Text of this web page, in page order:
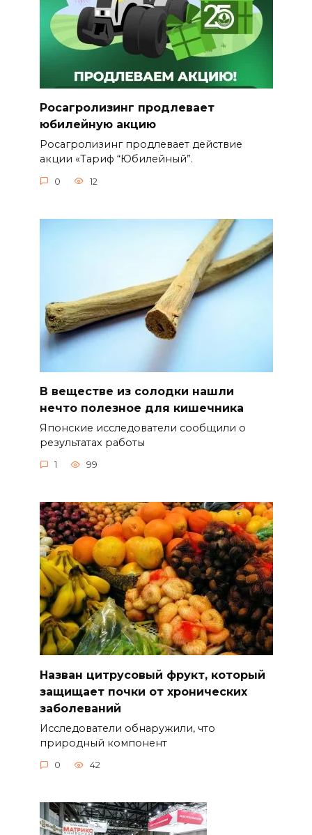
Росагролизинг продлевает
юбилейную акцию
Росагролизинг продлевает действие
акции «Тариф “Юбилейный”.
0 12
В веществе из солодки нашли
нечто полезное для кишечника
Японские исследователи сообщили о
результатах работы
1 99
Назван цитрусовый фрукт, который
защищает почки от хронических
заболеваний
Исследователи обнаружили, что
природный компонент
0 42